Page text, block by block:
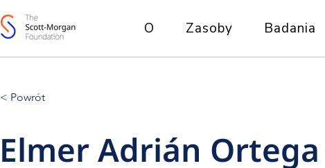
O Zasoby Badania
< Powrót
Elmer Adrián Ortega